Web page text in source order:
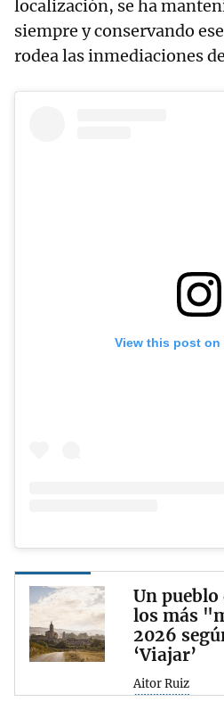
localización, se ha
siempre y conservando
rodea las inmediaciones
View this post on
Un pueblo
los más
2026
‘Viajar’
Aitor Ruiz